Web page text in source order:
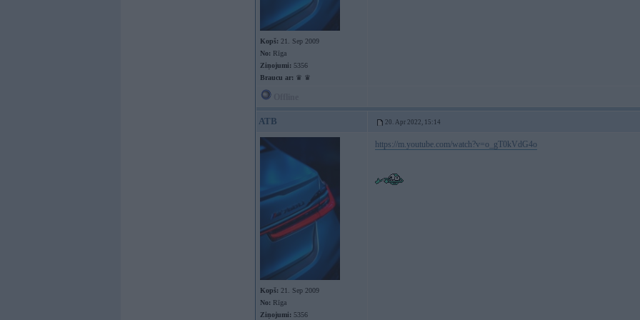
Kopš: 21. Sep 2009
No: Rīga
Ziņojumi: 5356
Braucu ar: ♛ ♛
ATB 20. Apr 2022, 15:14
Kopš: 21. Sep 2009
No: Rīga
Ziņojumi: 5356
https://m.youtube.com/watch?v=o_gT0kVdG4o